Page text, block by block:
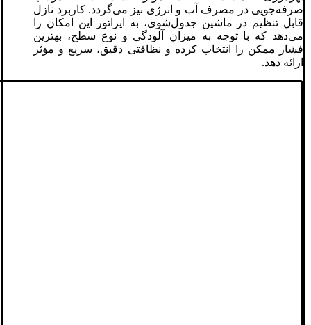
صرفه‌جویی در مصرف آب و انرژی نیز می‌گردد. کاربرد نازل
قابل تنظیم در ماشین جدول‌شوی، به اپراتور این امکان را
می‌دهد که با توجه به میزان آلودگی و نوع سطح، بهترین
فشار ممکن را انتخاب کرده و نظافتی دقیق، سریع و مؤثر
ارائه دهد.